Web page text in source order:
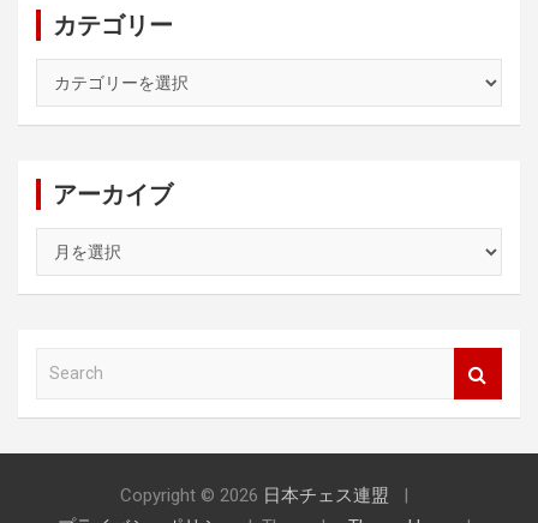
カテゴリー
ゴ
アーカイブ
カ
c
Copyright © 2026 日本チェス連盟